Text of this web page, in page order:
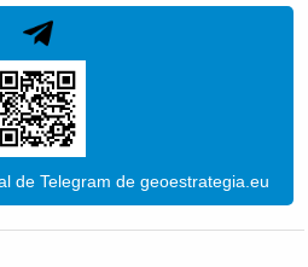
de Telegram de geoestrategia.eu